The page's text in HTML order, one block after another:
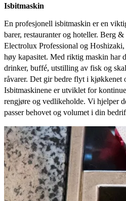
Isbitmaskin
En profesjonell isbitmaskin er en
barer, restauranter og hoteller. Berg
Electrolux Professional og
høy kapasitet. Med riktig maskin har
drinker, buffé, utstilling av fisk og
råvarer. Det gir bedre flyt i kjøkkenet
Isbitmaskinene er utviklet for
rengjøre og vedlikeholde. Vi hjelper
passer behovet og volumet i din